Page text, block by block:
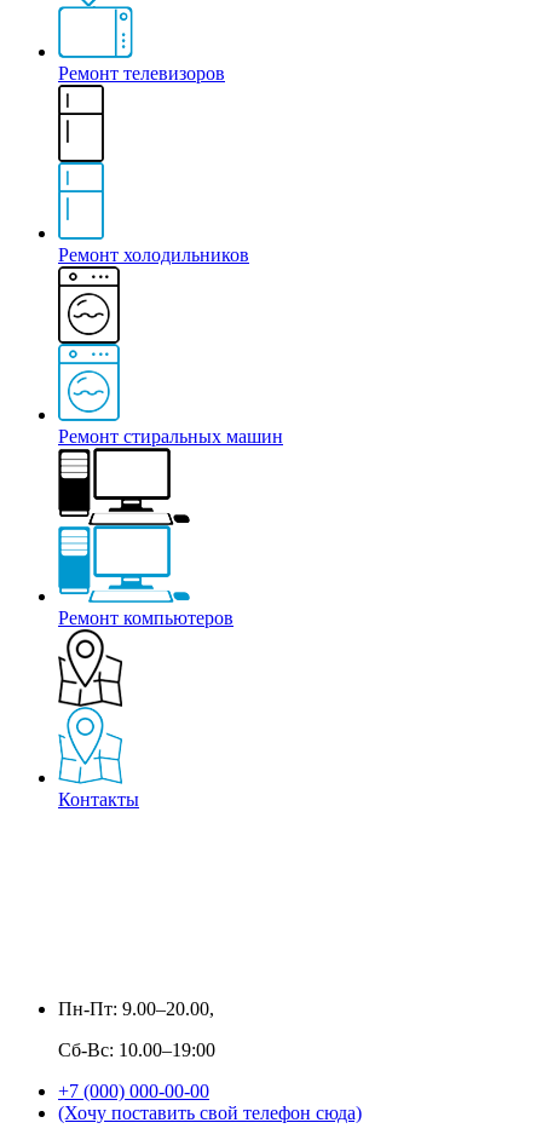
Ремонт телевизоров
Ремонт холодильников
Ремонт стиральных машин
Ремонт компьютеров
Контакты
Пн-Пт: 9.00–20.00,
Сб-Вс: 10.00–19:00
+7 (000) 000-00-00
(Хочу поставить свой телефон сюда)